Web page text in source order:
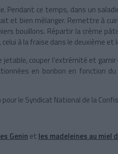
Pendant ce temps, dans un
et bien mélanger. Remettre à
bouillons. Répartir la crème
à la fraise dans le deuxième et
jetable, couper l’extrémité et
en bonbon en fonction
pour le Syndicat National de la
Genin et les madeleines au miel